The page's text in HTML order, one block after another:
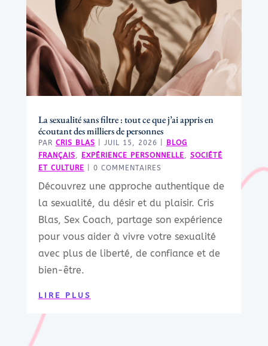
La sexualité sans filtre : tout ce que j’ai appris en
écoutant des milliers de personnes
PAR CRIS BLAS JUIL 15, 2026
BLOG
FRANÇAIS, EXPÉRIENCE PERSONNELLE, SOCIÉTÉ
ET CULTURE | 0 COMMENTAIRES
Découvrez une approche authentique de
la sexualité, du désir et du plaisir. Cris
Blas, Sex Coach, partage son expérience
pour vous aider à vivre votre sexualité
avec plus de liberté, de confiance et de
bien-être.
LIRE PLUS